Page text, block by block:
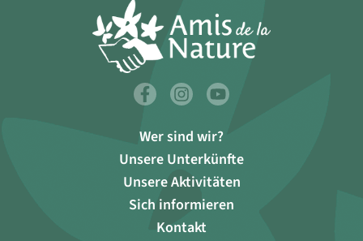
Wer sind wir?
Unsere Unterkünfte
Unsere Aktivitäten
Sich informieren
Kontakt